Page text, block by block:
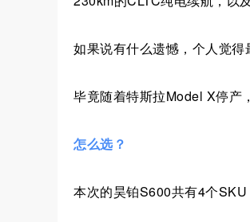
如果说有什么遗憾，个人觉得
毕竟随着特斯拉Model X停产
怎么选？
本次的昊铂S600共有4个SKU